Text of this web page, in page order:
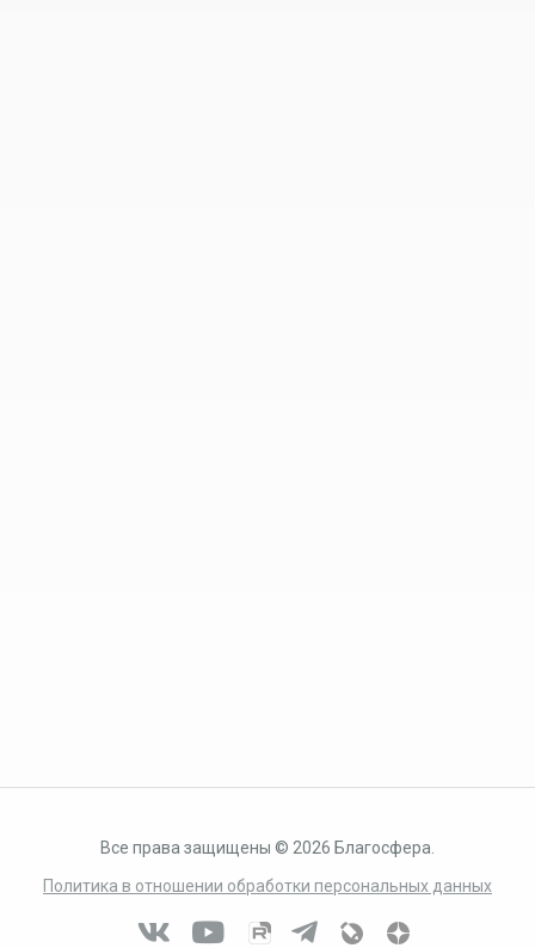
Все права защищены © 2026 Благосфера.
Политика в отношении обработки персональных данных